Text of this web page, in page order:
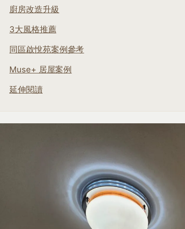
廚房改造升級
3大風格推薦
同區啟悅苑案例參考
Muse+ 居屋案例
延伸閱讀